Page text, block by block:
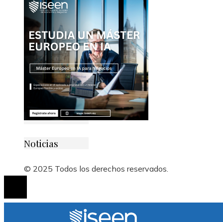
Noticias
© 2025 Todos los derechos reservados.